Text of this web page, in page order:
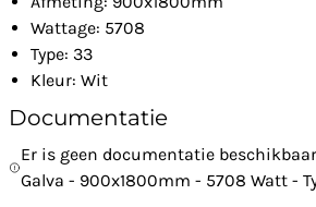
Wattage: 5708
Type: 33
Kleur: Wit
Documentatie
Er is geen documentatie
Galva - 900x1800mm - 5708 Watt -